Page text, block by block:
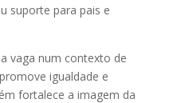
suporte para pais e
vaga num contexto de
igualdade e
fortalece a imagem da